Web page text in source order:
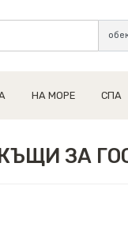
НА МОРЕ СПА
ЗА